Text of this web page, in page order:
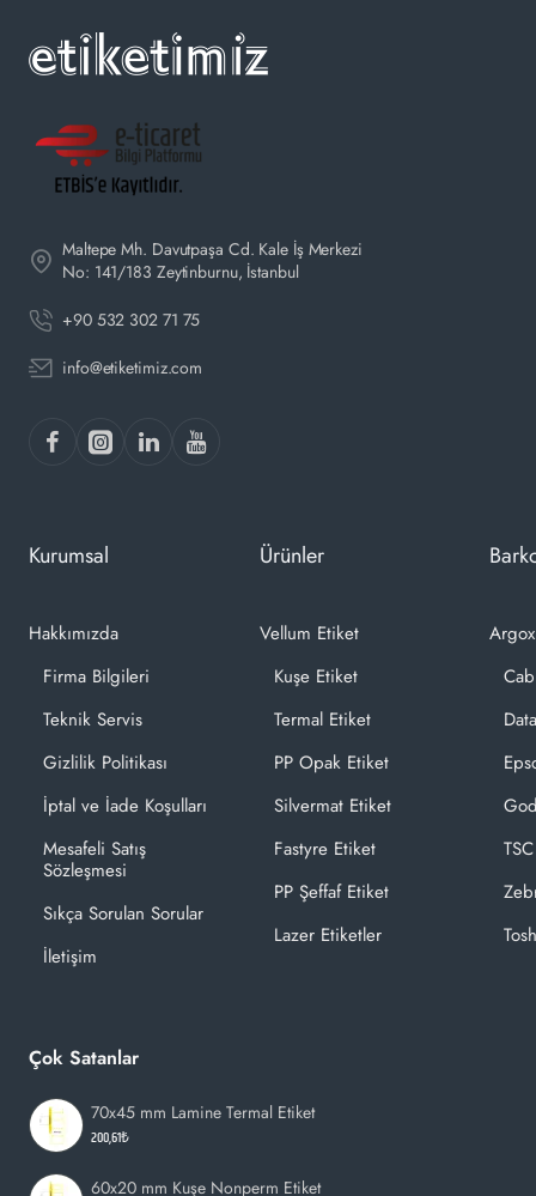
Maltepe Mh. Davutpaşa Cd. Kale İş Merkezi
No: 141/183 Zeytinburnu, İstanbul
+90 532 302 71 75
info@etiketimiz.com
Kurumsal
Hakkımızda
Firma Bilgileri
Teknik Servis
Gizlilik Politikası
İptal ve İade Koşulları
Mesafeli Satış
Sözleşmesi
Sıkça Sorulan Sorular
İletişim
Ürünler
Vellum Etiket
Kuşe Etiket
Termal Etiket
PP Opak Etiket
Silvermat Etiket
Fastyre Etiket
PP Şeffaf Etiket
Lazer Etiketler
Çok Satanlar
70x45 mm Lamine Termal Etiket
200,61₺
60x20 mm Kuşe Nonperm Etiket